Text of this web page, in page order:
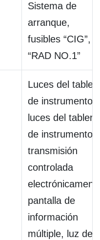
Sistema de
arranque,
fusibles “CIG”,
“RAD NO.1”
Luces del
de instrumentos,
luces del tablero
de instrumentos,
transmisión
controlada
pantalla de
información
múltiple, luz de